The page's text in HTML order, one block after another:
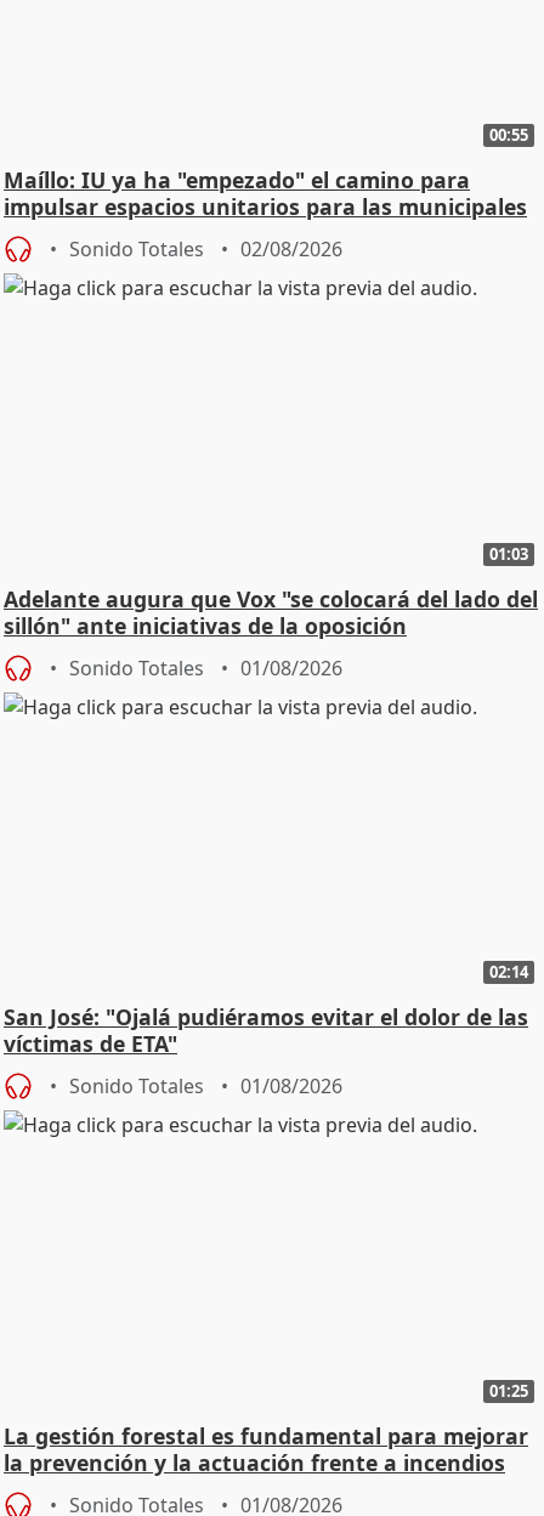
00:55
Maíllo: IU ya ha "empezado" el camino para
impulsar espacios unitarios para las municipales
Sonido Totales 02/08/2026
01:03
Adelante augura que Vox "se colocará del lado del
sillón" ante iniciativas de la oposición
Sonido Totales 01/08/2026
02:14
San José: "Ojalá pudiéramos evitar el dolor de las
víctimas de ETA"
Sonido Totales 01/08/2026
01:25
La gestión forestal es fundamental para mejorar
la prevención y la actuación frente a incendios
Sonido Totales 01/08/2026